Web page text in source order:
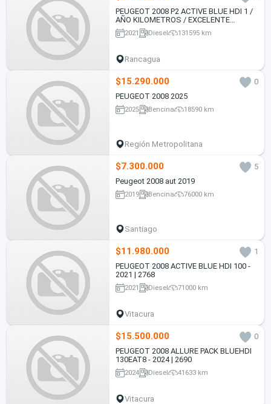
PEUGEOT 2008 P2 ACTIVE BLUE HDI 1 /
AÑO KILOMETROS / EXCELENTE
ESTADO
2021 Diesel 131595 km
Rancagua
$15.290.000
0
PEUGEOT 2008 2025
2025 Bencina 18590 km
Región Metropolitana
$7.300.000
5
Peugeot 2008 aut 2019
2019 Bencina 76000 km
Santiago
$11.980.000
1
PEUGEOT 2008 ACTIVE BLUE HDI 100 -
2021 | 2768
2021 Diesel 71000 km
Vitacura
$15.500.000
0
PEUGEOT 2008 ALLURE PACK BLUEHDI
130EAT8 - 2024 | 2690
2024 Diesel 41633 km
Vitacura